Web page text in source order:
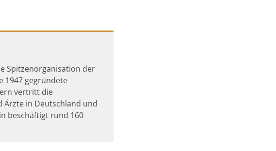
Spitzenorganisation der
1947 gegründete
vertritt die
in Deutschland und
beschäftigt rund 160